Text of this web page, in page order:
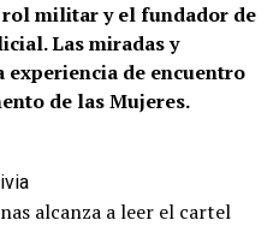
rol militar y el fundador de
Las miradas y
de encuentro
de las Mujeres.
alcanza a leer el cartel